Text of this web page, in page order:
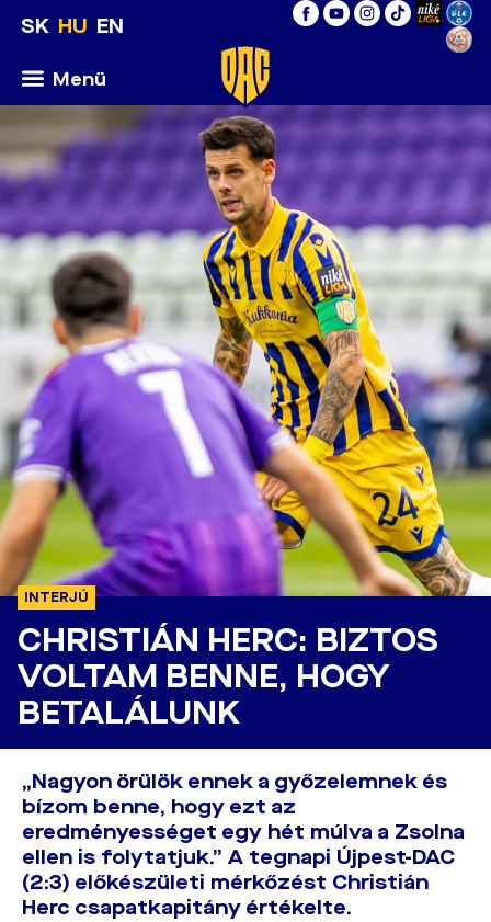
SK HU EN
Menü
INTERJÚ
CHRISTIÁN HERC: BIZTOS
VOLTAM BENNE, HOGY
BETALÁLUNK
„Nagyon örülök ennek a győzelemnek és
bízom benne, hogy ezt az
eredményességet egy hét múlva a Zsolna
ellen is folytatjuk.” A tegnapi Újpest-DAC
(2:3) előkészületi mérkőzést Christián
Herc csapatkapitány értékelte.